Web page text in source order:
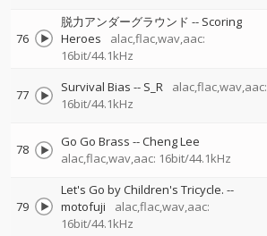
76
脱力アンダーグラウンド -- Scoring
Heroes
alac,flac,wav,aac:
16bit/44.1kHz
77 Survival Bias -- S_R
alac,flac,wav,aac:
16bit/44.1kHz
78 Go Go Brass --Cheng Lee
alac,flac,wav,aac: 16bit/44.1kHz
79
Let's Go by Children's Tricycle. --
motofuji
alac,flac,wav,aac:
16bit/44.1kHz